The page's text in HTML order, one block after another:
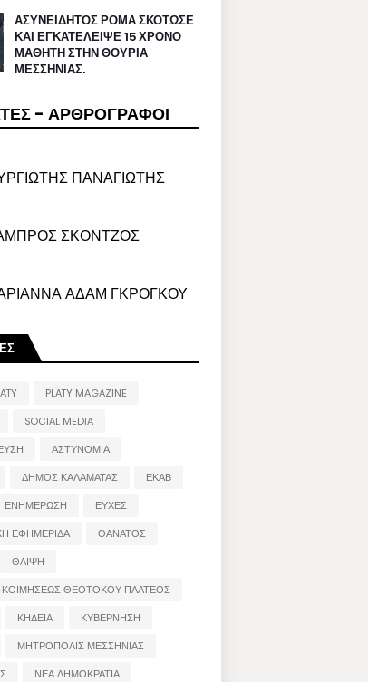
ΑΣΥΝΕΙΔΗΤΟΣ ΡΟΜΑ ΣΚΟΤΩΣΕ
ΚΑΙ ΕΓΚΑΤΕΛΕΙΨΕ 15 ΧΡΟΝΟ
ΜΑΘΗΤΗ ΣΤΗΝ ΘΟΥΡΙΑ
ΜΕΣΣΗΝΙΑΣ.
- ΑΡΘΡΟΓΡΑΦΟΙ
ΠΑΝΑΓΙΩΤΗΣ
ΣΚΟΝΤΖΟΣ
ΑΔΑΜ ΓΚΡΟΓΚΟΥ
PLATY MAGAZINE
SOCIAL MEDIA
ΑΣΤΥΝΟΜΙΑ
ΔΗΜΟΣ ΚΑΛΑΜΑΤΑΣ
ΕΚΑΒ
ΕΝΗΜΕΡΩΣΗ
ΕΥΧΕΣ
ΕΦΗΜΕΡΙΔΑ
ΘΑΝΑΤΟΣ
ΘΛΙΨΗ
ΚΟΙΜΗΣΕΩΣ ΘΕΟΤΟΚΟΥ ΠΛΑΤΕΟΣ
ΚΗΔΕΙΑ
ΚΥΒΕΡΝΗΣΗ
ΜΗΤΡΟΠΟΛΙΣ ΜΕΣΣΗΝΙΑΣ
ΝΕΑ ΔΗΜΟΚΡΑΤΙΑ